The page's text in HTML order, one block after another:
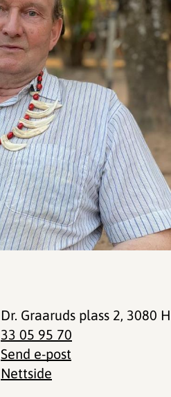
Dr. Graaruds plass 2, 3080
33 05 95 70
Send e-post
Nettside